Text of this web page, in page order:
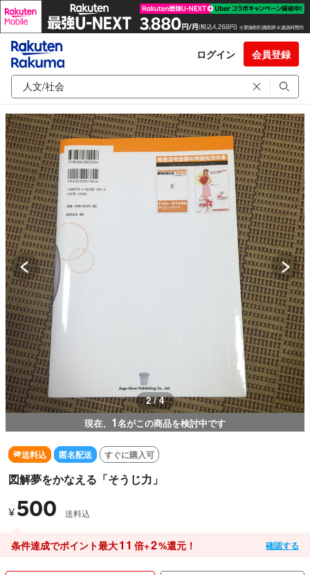
ログイン 会員登録
2 / 4
現在、 1名がこの商品を検討中です
送料込 匿名配送 すぐに購入可
図解夢をかなえる「そうじ力」
¥ 500 送料込
条件達成でポイント最大11 倍+2%還元！ 確認する